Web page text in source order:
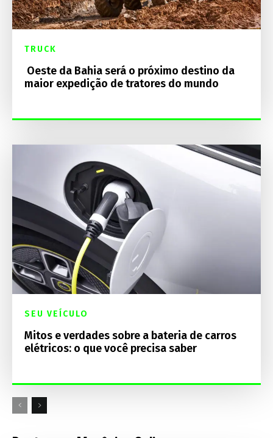
TRUCK
Oeste da Bahia será o próximo destino da
maior expedição de tratores do mundo
SEU VEÍCULO
Mitos e verdades sobre a bateria de carros
elétricos: o que você precisa saber